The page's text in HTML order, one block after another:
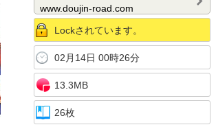
www.doujin-road.com
Lockされています。
02月14日 00時26分
13.3MB
26枚